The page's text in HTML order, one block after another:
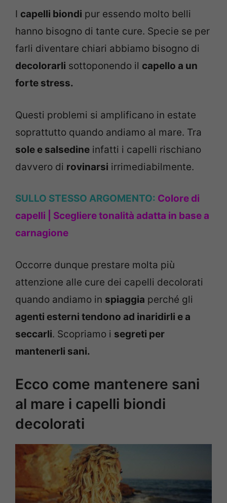
I capelli biondi pur essendo molto belli
hanno bisogno di tante cure. Specie se per
farli diventare chiari abbiamo bisogno di
decolorarli sottoponendo il capello a un
forte stress.
Questi problemi si amplificano in estate
soprattutto quando andiamo al mare. Tra
sole e salsedine infatti i capelli rischiano
davvero di rovinarsi irrimediabilmente.
SULLO STESSO ARGOMENTO: Colore di
capelli | Scegliere tonalità adatta in base a
carnagione
Occorre dunque prestare molta più
attenzione alle cure dei capelli decolorati
quando andiamo in spiaggia perché gli
agenti esterni tendono ad inaridirli e a
seccarli. Scopriamo i segreti per
mantenerli sani.
Ecco come mantenere sani
al mare i capelli biondi
decolorati